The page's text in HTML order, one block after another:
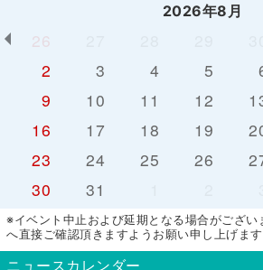
2026年8月
26
2
3 4 5
9
10 11 12
16
17 18 19
23
24 25 26
30
31
※イベント中止および延期となる場合がござい
へ直接ご確認頂きますようお願い申し上げます
ニュースカレンダー